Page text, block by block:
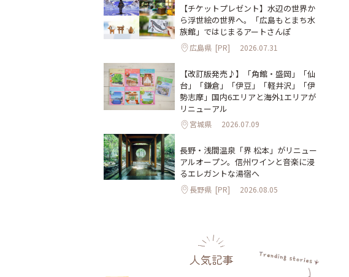
【チケットプレゼント】水辺の世界か
ら浮世絵の世界へ。「広島もとまち水
族館」ではじまるアートさんぽ
広島県 [PR] 2026.07.31
【改訂版発売♪】「角館・盛岡」「仙
台」「鎌倉」「伊豆」「軽井沢」「伊
勢志摩」国内6エリアと海外1エリアが
リニューアル
宮城県 2026.07.09
長野・浅間温泉「界 松本」がリニュー
アルオープン。信州ワインと音楽に浸
るエレガントな湯宿へ
長野県 [PR] 2026.08.05
人気記事